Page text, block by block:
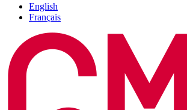
English
Français